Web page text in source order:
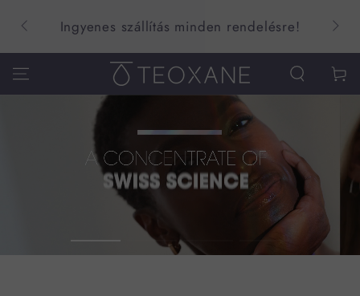
Ingyenes szállítás minden rendelésre!
Kosár